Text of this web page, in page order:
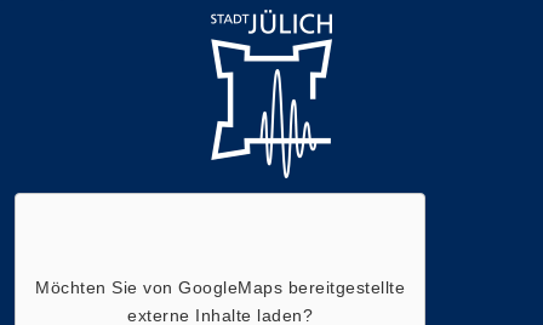
Möchten Sie vonGoogleMaps bereitgestellte
externe Inhalte laden?